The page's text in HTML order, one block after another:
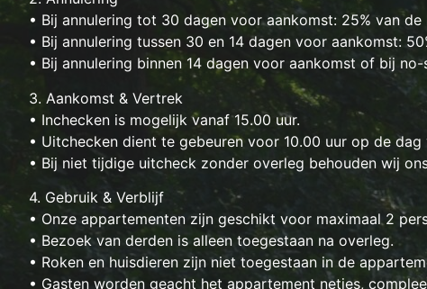
• Bij annulering tot 30 dagen voor aankomst: 25% van
• Bij annulering tussen 30 en 14 dagen voor aankomst:
• Bij annulering binnen 14 dagen voor aankomst of bij
3. Aankomst & Vertrek
• Inchecken is mogelijk vanaf 15.00 uur.
• Uitchecken dient te gebeuren voor 10.00 uur op de dag
• Bij niet tijdige uitcheck zonder overleg behouden wij
4. Gebruik & Verblijf
• Onze appartementen zijn geschikt voor maximaal 2
• Bezoek van derden is alleen toegestaan na overleg.
• Roken en huisdieren zijn niet toegestaan in de
• Gasten worden geacht het appartement netjes,